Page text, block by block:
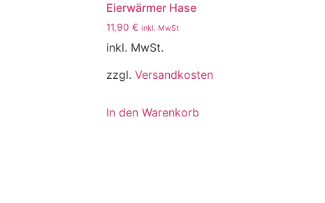
Eierwärmer Hase
11,90 € inkl. MwSt
inkl. MwSt.
zzgl. Versandkosten
In den Warenkorb